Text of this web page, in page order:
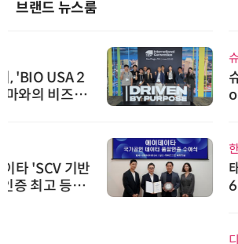
브랜드 뉴스룸
슈퍼솔루션, 2026 Next-Gen AI C
ooling Summit 성황리 성료
태양유전, '안전·환경 보고서 202
6' 발간…2030년 SBT 수준 온실